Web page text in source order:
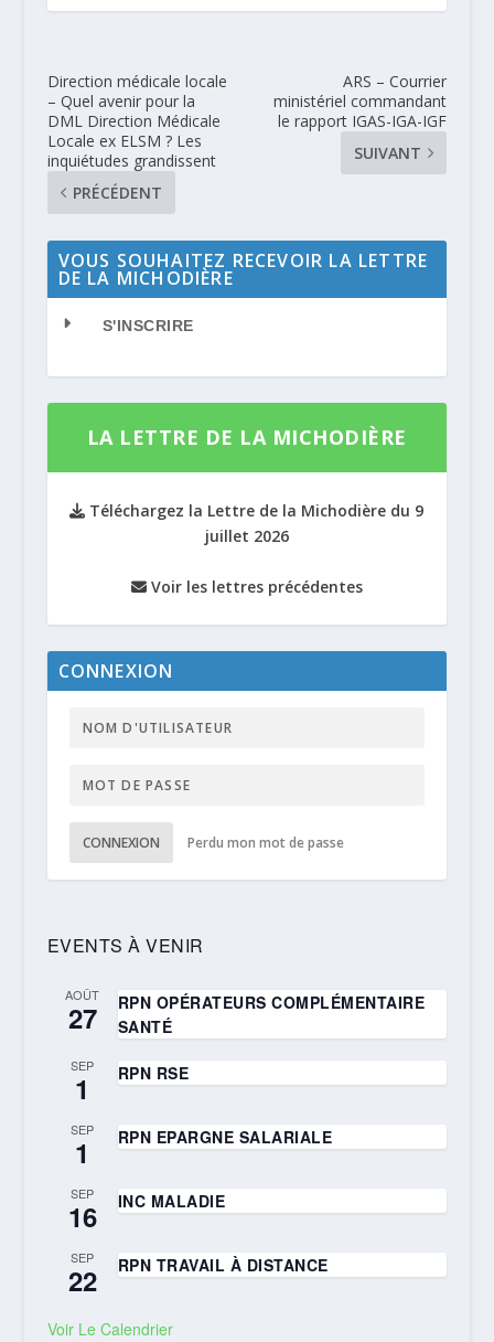
Direction médicale locale
– Quel avenir pour la
DML Direction Médicale
Locale ex ELSM ? Les
inquiétudes grandissent
PRÉCÉDENT
ARS – Courrier
ministériel commandant
le rapport IGAS-IGA-IGF
SUIVANT
VOUS SOUHAITEZ RECEVOIR LA LETTRE
DE LA MICHODIÈRE
S'INSCRIRE
LA LETTRE DE LA MICHODIÈRE
Téléchargez la Lettre de la Michodière du 9
juillet 2026
Voir les lettres précédentes
CONNEXION
CONNEXION Perdu mon mot de passe
EVENTS À VENIR
AOÛT
27
RPN OPÉRATEURS COMPLÉMENTAIRE
SANTÉ
SEP
1 RPN RSE
SEP
1 RPN EPARGNE SALARIALE
SEP
16 INC MALADIE
SEP
22 RPN TRAVAIL À DISTANCE
Voir Le Calendrier